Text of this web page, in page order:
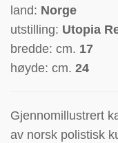
land: Norge
utstilling: Utopia
bredde: cm. 17
høyde: cm. 24
Gjennomillustrert
av norsk polistisk